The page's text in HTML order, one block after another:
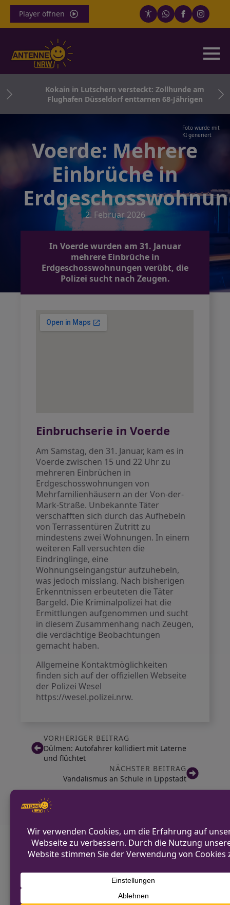
Player öffnen
Kokain in Lutschern versteckt: Zollhunde am
Flughafen Düsseldorf enttarnen 68-Jährigen
Foto wurde mit
KI generiert
Voerde: Mehrere
Einbrüche in
2. Februar 2026
In Voerde wurden am 31. Januar
mehrere Einbrüche in
Erdgeschosswohnungen verübt, die
Polizei sucht nach Zeugen.
Einbruchserie in Voerde
Am Samstag, den 31. Januar, kam es in
Voerde zwischen 15 und 22 Uhr zu
mehreren Einbrüchen in
Erdgeschosswohnungen von
Mehrfamilienhäusern an der Von-der-
Mark-Straße. Unbekannte Täter
verschafften sich durch das Aufhebeln
von Terrassentüren Zutritt zu
mindestens zwei Wohnungen. In einem
weiteren Fall versuchten die
Eindringlinge, eine
Wohnungseingangstür aufzuhebeln,
was jedoch misslang. Nach bisherigen
Erkenntnissen erbeuteten die Täter
Bargeld. Die Kriminalpolizei hat die
Ermittlungen aufgenommen und sucht
in diesem Zusammenhang nach Zeugen,
die verdächtige Beobachtungen
gemacht haben.
Allgemeine Kontaktmöglichkeiten
finden sich auf der offiziellen Webseite
der Polizei Wesel
https://wesel.polizei.nrw.
VORHERIGER BEITRAG
Dülmen: Autofahrer kollidiert mit Laterne
und flüchtet
NÄCHSTER BEITRAG
Vandalismus an Schule in Lippstadt
Diskutiere mit!
Alle Kommentare werden von unserer Redaktion im
Vorfeld geprüft.